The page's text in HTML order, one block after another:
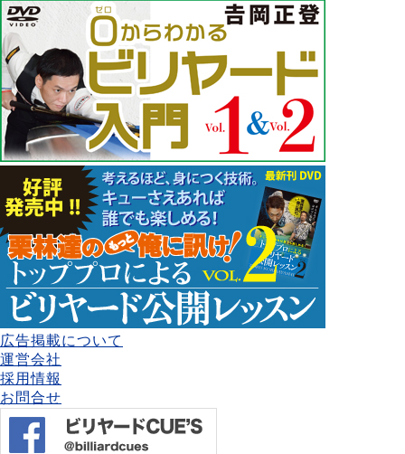
広告掲載について
運営会社
採用情報
お問合せ